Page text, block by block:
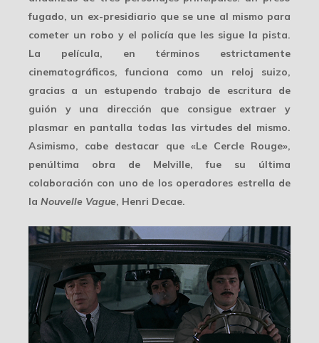
fugado, un ex-presidiario que se une al mismo para
cometer un robo y el policía que les sigue la pista.
La película, en términos estrictamente
cinematográficos, funciona como un reloj suizo,
gracias a un estupendo trabajo de escritura de
guión y una dirección que consigue extraer y
plasmar en pantalla todas las virtudes del mismo.
Asimismo, cabe destacar que «Le Cercle Rouge»,
penúltima obra de Melville, fue su última
colaboración con uno de los operadores estrella de
la Nouvelle Vague, Henri Decae.